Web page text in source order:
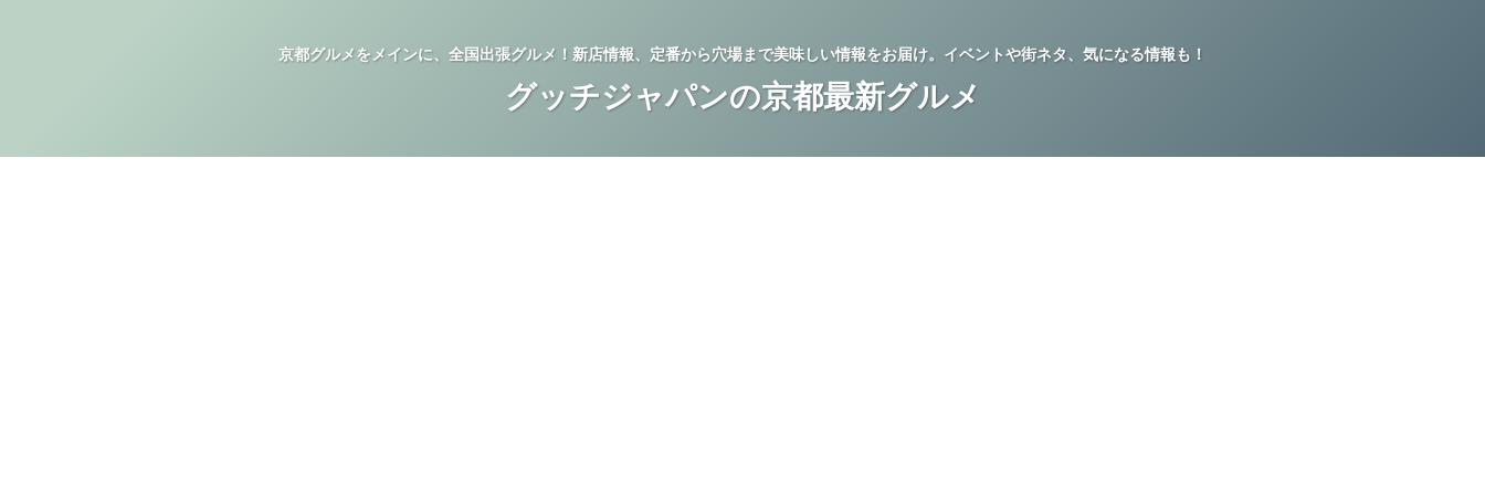
京都グルメをメインに、全国出張グルメ！新店情報、定番から穴場まで美味しい情報をお届け。イベントや街ネタ、気になる情報も！
グッチジャパンの京都最新グルメ